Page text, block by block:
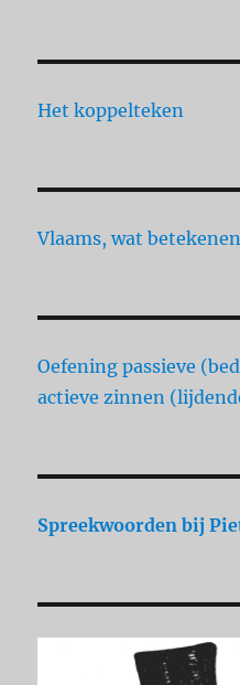
Het koppelteken
Vlaams, wat
Oefening passieve
actieve zinnen
Spreekwoorden bij